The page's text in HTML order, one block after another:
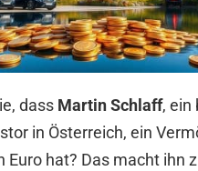
dass Martin Schlaff, ein
in Österreich, ein
Euro hat? Das macht ihn